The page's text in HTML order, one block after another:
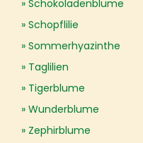
Schokoladenblume
Schopflilie
Sommerhyazinthe
Taglilien
Tigerblume
Wunderblume
Zephirblume